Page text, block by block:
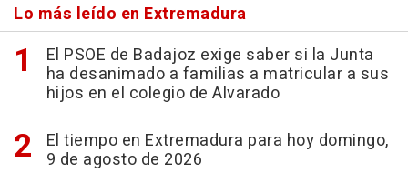
Lo más leído en Extremadura
El PSOE de Badajoz exige saber si la Junta
ha desanimado a familias a matricular a sus
hijos en el colegio de Alvarado
El tiempo en Extremadura para hoy domingo,
9 de agosto de 2026